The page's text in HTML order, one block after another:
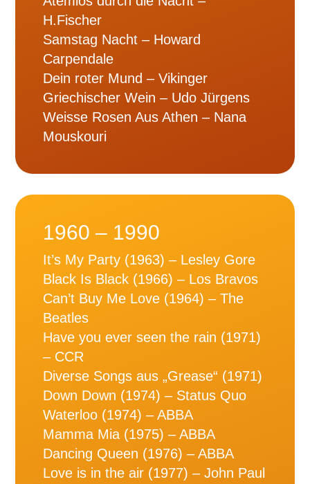
H.Fischer
Samstag Nacht – Howard
Carpendale
Dein roter Mund – Vikinger
Griechischer Wein – Udo Jürgens
Weisse Rosen Aus Athen – Nana
Mouskouri
1960 – 1990
It’s My Party (1963) – Lesley Gore
Black Is Black (1966) – Los Bravos
Can’t Buy Me Love (1964) – The
Beatles
Have you ever seen the rain (1971)
– CCR
Diverse Songs aus „Grease“ (1971)
Down Down (1974) – Status Quo
Waterloo (1974) – ABBA
Mamma Mia (1975) – ABBA
Dancing Queen (1976) – ABBA
Love is in the air (1977) – John Paul